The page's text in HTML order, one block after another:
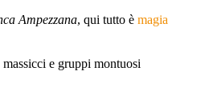
Ampezzana, qui tutto è magia
e gruppi montuosi